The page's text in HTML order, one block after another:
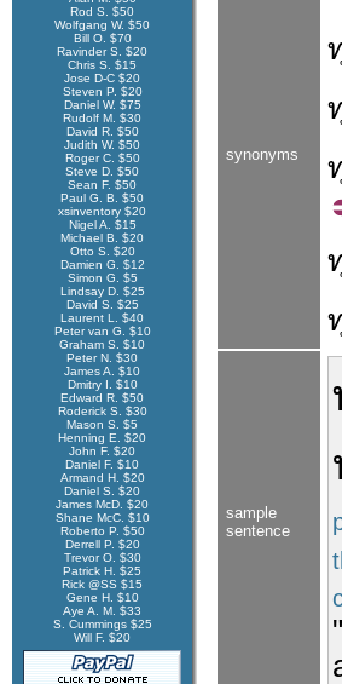
Rod S. $50
Wolfgang W. $50
Bill O. $70
Ravinder S. $20
Chris S. $15
Jose D-C $20
Steven P. $20
Daniel W. $75
Rudolf M. $30
David R. $50
Judith W. $50
Roger C. $50
Steve D. $50
Sean F. $50
Paul G. B. $50
xsinventory $20
Nigel A. $15
Michael B. $20
Otto S. $20
Damien G. $12
Simon G. $5
Lindsay D. $25
David S. $25
Laurent L. $40
Peter van G. $10
Graham S. $10
Peter N. $30
James A. $10
Dmitry I. $10
Edward R. $50
Roderick S. $30
Mason S. $5
Henning E. $20
John F. $20
Daniel F. $10
Armand H. $20
Daniel S. $20
James McD. $20
Shane McC. $10
Roberto P. $50
Derrell P. $20
Trevor O. $30
Patrick H. $25
Rick @SS $15
Gene H. $10
Aye A. M. $33
S. Cummings $25
Will F. $20
synonyms
sample
sentence